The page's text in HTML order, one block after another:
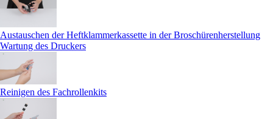
Austauschen der Heftklammerkassette in der Broschürenherstellung
Wartung des Druckers
Reinigen des Fachrollenkits